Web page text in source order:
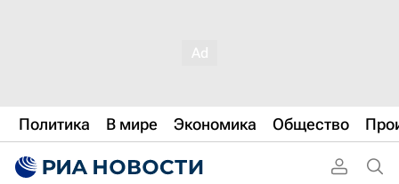
Политика В мире Экономика Общество